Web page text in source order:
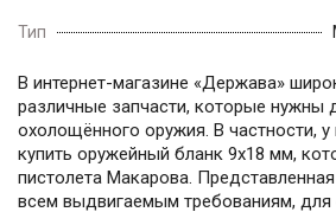
Тип
В интернет-магазине «Держава»
различные запчасти, которые нужны
охолощённого оружия. В частности,
купить оружейный бланк 9х18 мм,
пистолета Макарова.
всем выдвигаемым требованиям,